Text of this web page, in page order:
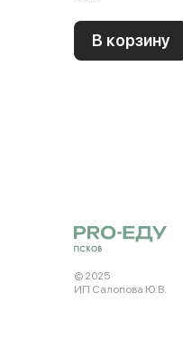
В корзину
© 2025
ИП Салопова Ю. В.